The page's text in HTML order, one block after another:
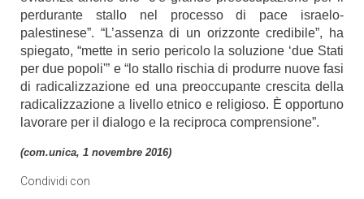
perdurante stallo nel processo di pace israelo-
palestinese”. “L’assenza di un orizzonte credibile”, ha
spiegato, “mette in serio pericolo la soluzione ‘due Stati
per due popoli'” e “lo stallo rischia di produrre nuove fasi
di radicalizzazione ed una preoccupante crescita della
radicalizzazione a livello etnico e religioso. È opportuno
lavorare per il dialogo e la reciproca comprensione”.
(com.unica, 1 novembre 2016)
Condividi con